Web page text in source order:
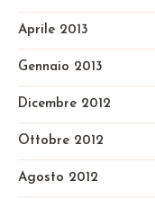
Aprile 2013
Gennaio 2013
Dicembre 2012
Ottobre 2012
Agosto 2012